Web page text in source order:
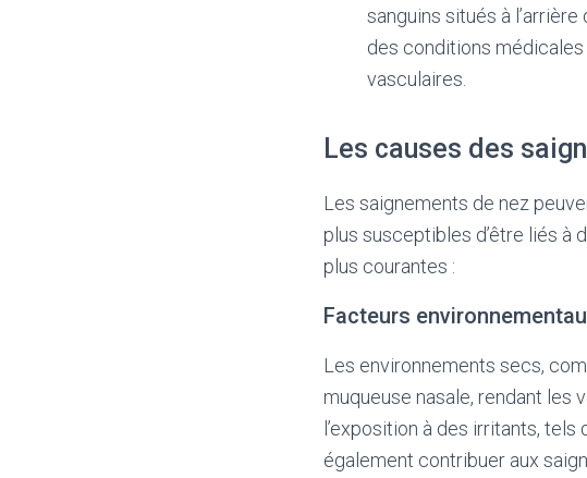
sanguins situés à
des conditions médicales
vasculaires.
Les causes des
Les saignements de nez
plus susceptibles d’être liés à
plus courantes :
Facteurs
Les environnements secs,
muqueuse nasale, rendant les
l’exposition à des irritants,
également contribuer aux